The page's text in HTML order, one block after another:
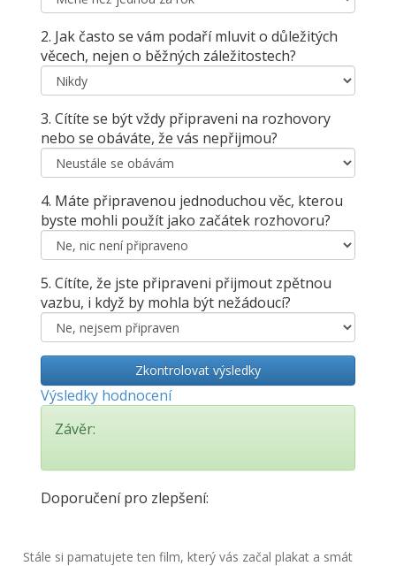
2. Jak často se vám podaří mluvit o důležitých
věcech, nejen o běžných záležitostech?
3. Cítíte se být vždy připraveni na rozhovory
nebo se obáváte, že vás nepřijmou?
4. Máte připravenou jednoduchou věc, kterou
byste mohli použít jako začátek rozhovoru?
5. Cítíte, že jste připraveni přijmout zpětnou
vazbu, i když by mohla být nežádoucí?
Zkontrolovat výsledky
Výsledky hodnocení
Závěr:
Doporučení pro zlepšení:
Stále si pamatujete ten film, který vás začal plakat a smát